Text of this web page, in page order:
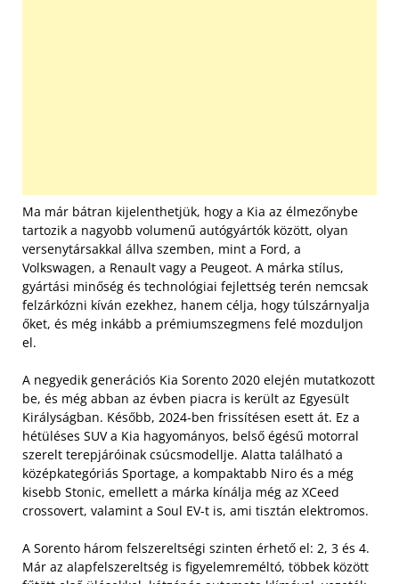
Ma már bátran kijelenthetjük, hogy a Kia az élmezőnybe
tartozik a nagyobb volumenű autógyártók között, olyan
versenytársakkal állva szemben, mint a Ford, a
Volkswagen, a Renault vagy a Peugeot. A márka stílus,
gyártási minőség és technológiai fejlettség terén nemcsak
felzárkózni kíván ezekhez, hanem célja, hogy túlszárnyalja
őket, és még inkább a prémiumszegmens felé mozduljon
el.
A negyedik generációs Kia Sorento 2020 elején mutatkozott
be, és még abban az évben piacra is került az Egyesült
Királyságban. Később, 2024-ben frissítésen esett át. Ez a
hétüléses SUV a Kia hagyományos, belső égésű motorral
szerelt terepjáróinak csúcsmodellje. Alatta található a
középkategóriás Sportage, a kompaktabb Niro és a még
kisebb Stonic, emellett a márka kínálja még az XCeed
crossovert, valamint a Soul EV-t is, ami tisztán elektromos.
A Sorento három felszereltségi szinten érhető el: 2, 3 és 4.
Már az alapfelszereltség is figyelemreméltó, többek között